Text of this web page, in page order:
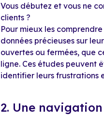
Vous débutez et vous ne
clients ?
Pour mieux les
données précieuses sur
ouvertes ou fermées, que
ligne. Ces études peuvent
identifier leurs frustrations
2. Une